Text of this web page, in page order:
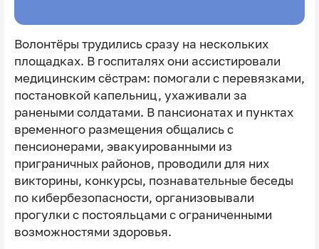
Волонтёры трудились сразу на нескольких
площадках. В госпиталях они ассистировали
медицинским сёстрам: помогали с перевязками,
постановкой капельниц, ухаживали за
ранеными солдатами. В пансионатах и пунктах
временного размещения общались с
пенсионерами, эвакуированными из
приграничных районов, проводили для них
викторины, конкурсы, познавательные беседы
по кибербезопасности, организовывали
прогулки с постояльцами с ограниченными
возможностями здоровья.